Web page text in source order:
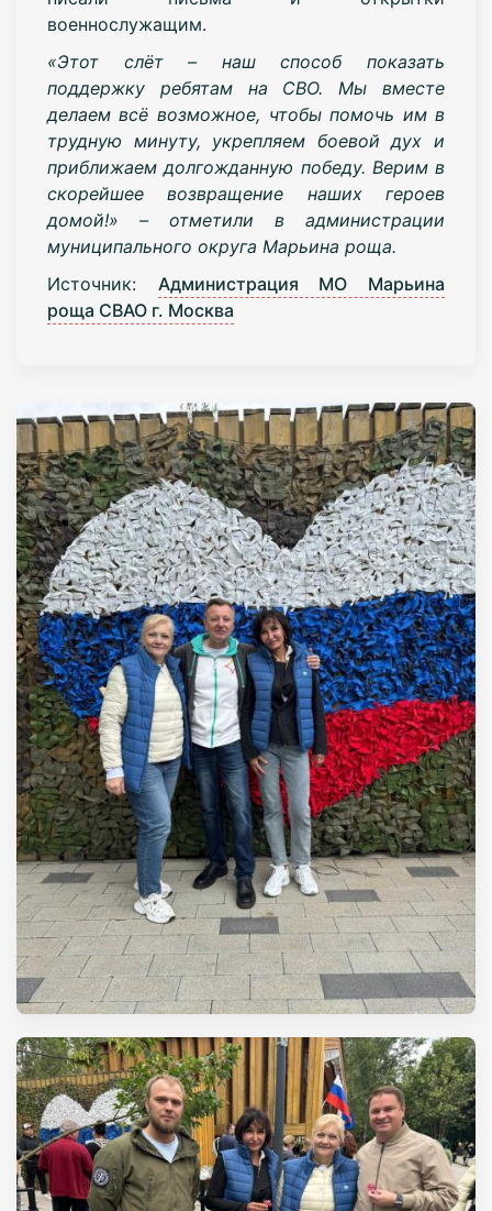
военнослужащим.
«Этот слёт – наш способ показать
поддержку ребятам на СВО. Мы вместе
делаем всё возможное, чтобы помочь им в
трудную минуту, укрепляем боевой дух и
приближаем долгожданную победу. Верим в
скорейшее возвращение наших героев
домой!» – отметили в администрации
муниципального округа Марьина роща.
Источник: Администрация МО Марьина
роща СВАО г. Москва